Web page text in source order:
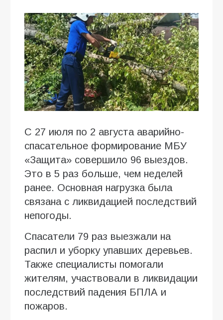
С 27 июля по 2 августа аварийно-
спасательное формирование МБУ
«Защита» совершило 96 выездов.
Это в 5 раз больше, чем неделей
ранее. Основная нагрузка была
связана с ликвидацией последствий
непогоды.
Спасатели 79 раз выезжали на
распил и уборку упавших деревьев.
Также специалисты помогали
жителям, участвовали в ликвидации
последствий падения БПЛА и
пожаров.